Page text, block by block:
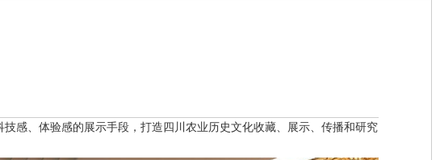
感、体验感的展示手段，打造四川农业历史文化收藏、展示、传播和研究